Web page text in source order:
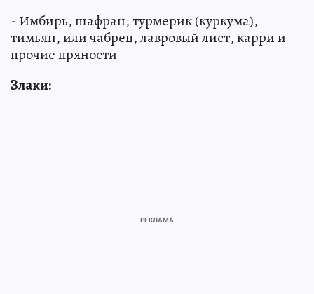
- Имбирь, шафран, турмерик (куркума),
тимьян, или чабрец, лавровый лист, карри и
прочие пряности
Злаки: